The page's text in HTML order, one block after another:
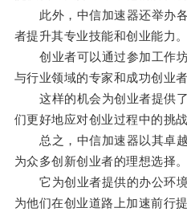
此外，中信加速器还举办各
者提升其专业技能和创业能力。
创业者可以通过参加工作坊
与行业领域的专家和成功创业
这样的机会为创业者提供了
们更好地应对创业过程中的挑战
总之，中信加速器以其卓越
为众多创新创业者的理想选择。
它为创业者提供的办公环境
为他们在创业道路上加速前行